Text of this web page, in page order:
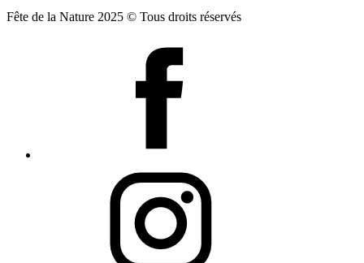
Fête de la Nature 2025 © Tous droits réservés